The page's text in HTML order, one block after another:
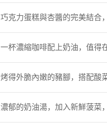
巧克力蛋糕與杏醬的完美結合
一杯濃縮咖啡配上奶油，值得
烤得外脆內嫩的豬腳，搭配酸
濃郁的奶油湯，加入新鮮菠菜